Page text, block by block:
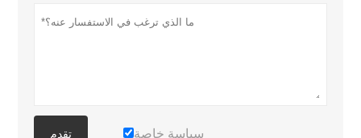
تقدم سياسة خاصة